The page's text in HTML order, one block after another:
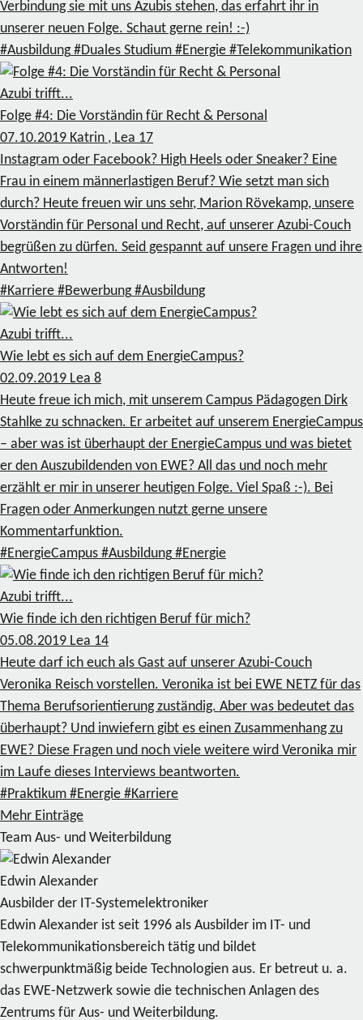
Verbindung sie mit uns Azubis stehen, das erfahrt ihr in
unserer neuen Folge. Schaut gerne rein! :-)
#Ausbildung #Duales Studium #Energie #Telekommunikation
Azubi trifft...
Folge #4: Die Vorständin für Recht & Personal
07.10.2019 Katrin , Lea 17
Instagram oder Facebook? High Heels oder Sneaker? Eine
Frau in einem männerlastigen Beruf? Wie setzt man sich
durch? Heute freuen wir uns sehr, Marion Rövekamp, unsere
Vorständin für Personal und Recht, auf unserer Azubi-Couch
begrüßen zu dürfen. Seid gespannt auf unsere Fragen und ihre
Antworten!
#Karriere #Bewerbung #Ausbildung
Azubi trifft...
Wie lebt es sich auf dem EnergieCampus?
02.09.2019 Lea 8
Heute freue ich mich, mit unserem Campus Pädagogen Dirk
Stahlke zu schnacken. Er arbeitet auf unserem EnergieCampus
– aber was ist überhaupt der EnergieCampus und was bietet
er den Auszubildenden von EWE? All das und noch mehr
erzählt er mir in unserer heutigen Folge. Viel Spaß :-). Bei
Fragen oder Anmerkungen nutzt gerne unsere
Kommentarfunktion.
#EnergieCampus #Ausbildung #Energie
Azubi trifft...
Wie finde ich den richtigen Beruf für mich?
05.08.2019 Lea 14
Heute darf ich euch als Gast auf unserer Azubi-Couch
Veronika Reisch vorstellen. Veronika ist bei EWE NETZ für das
Thema Berufsorientierung zuständig. Aber was bedeutet das
überhaupt? Und inwiefern gibt es einen Zusammenhang zu
EWE? Diese Fragen und noch viele weitere wird Veronika mir
im Laufe dieses Interviews beantworten.
#Praktikum #Energie #Karriere
Mehr Einträge
Team Aus- und Weiterbildung
Edwin Alexander
Ausbilder der IT-Systemelektroniker
Edwin Alexander ist seit 1996 als Ausbilder im IT- und
Telekommunikationsbereich tätig und bildet
schwerpunktmäßig beide Technologien aus. Er betreut u. a.
das EWE-Netzwerk sowie die technischen Anlagen des
Zentrums für Aus- und Weiterbildung.